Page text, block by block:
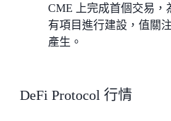
CME 上完成首個交易，
有項目進行建設，值關
產生。
DeFi Protocol 行情